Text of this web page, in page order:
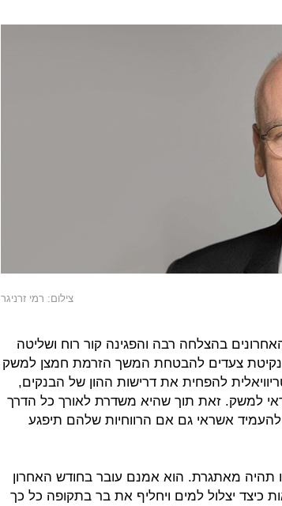
צילום: רמי זרניגר
בהצלחה רבה והפגינה קור רוח ושליטה
צעדים להבטחת המשך הזרמת חמצן למשק
להפחית את דרישות ההון של הבנקים,
למשק. זאת תוך שהיא משדרת לאורך כל הדרך
להעמיד אשראי גם אם הרווחיות שלהם תיפגע
תהיה מאתגרת. הוא אמנם עובר בחודש האחרון
כיצד יצלול למים ויחליף את בר בתקופה כל כך